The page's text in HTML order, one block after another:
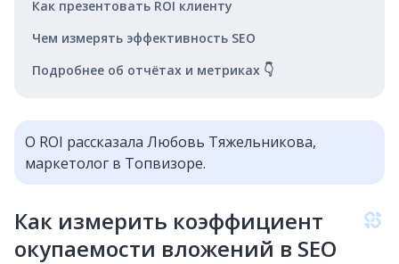
Как презентовать ROI клиенту
Чем измерять эффективность SEO
Подробнее об отчётах и метриках 👇
О ROI рассказала Любовь Тяжельникова,
маркетолог в Топвизоре.
Как измерить коэффициент
окупаемости вложений в SEO